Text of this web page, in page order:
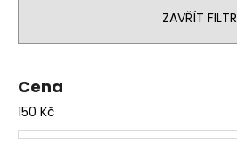
r
d
u
k
ZAVŘÍT FILTR
Cena
150 Kč
t
n
a
j